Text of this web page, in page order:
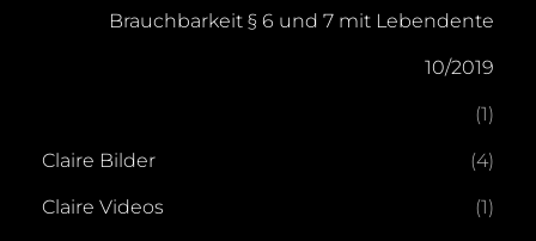
Brauchbarkeit § 6 und 7 mit Lebendente
10/2019
(1)
Claire Bilder (4)
Claire Videos (1)